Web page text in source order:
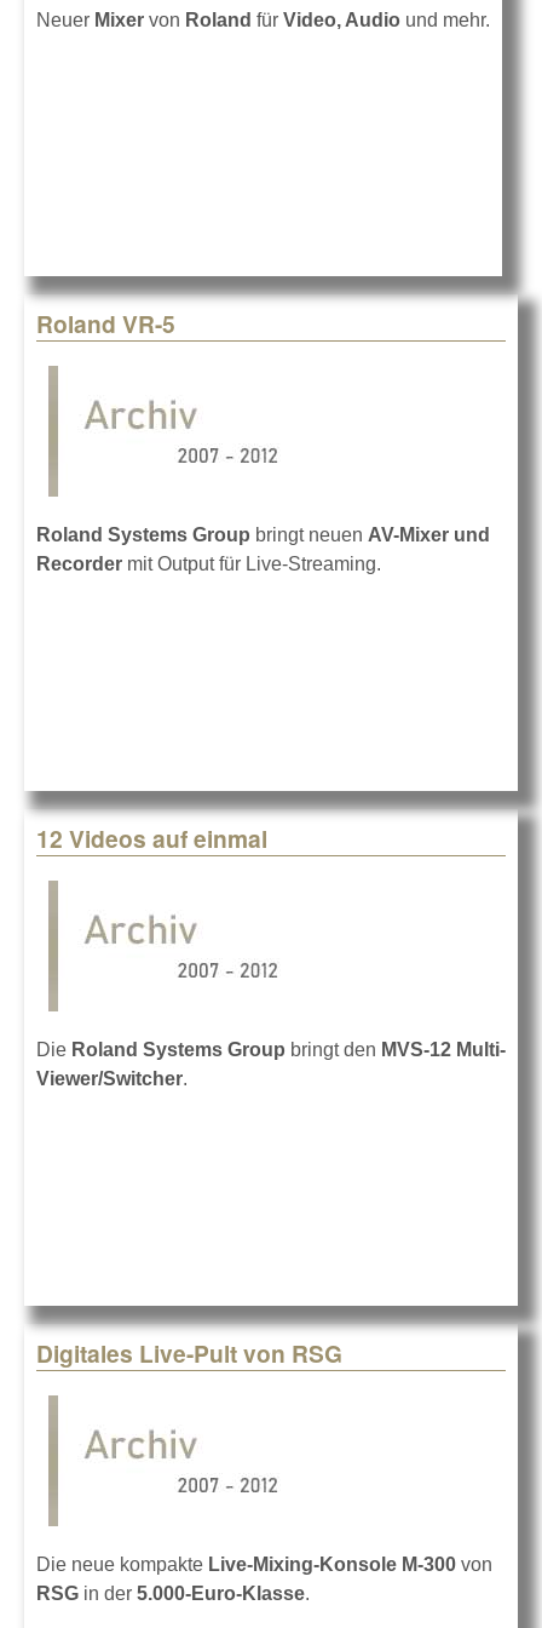
Neuer Mixer von Roland für Video, Audio und mehr.
Roland VR-5
Roland Systems Group bringt neuen AV-Mixer und
Recorder mit Output für Live-Streaming.
12 Videos auf einmal
Die Roland Systems Group bringt den MVS-12 Multi-
Viewer/Switcher.
Digitales Live-Pult von RSG
Die neue kompakte Live-Mixing-Konsole M-300 von
RSG in der 5.000-Euro-Klasse.